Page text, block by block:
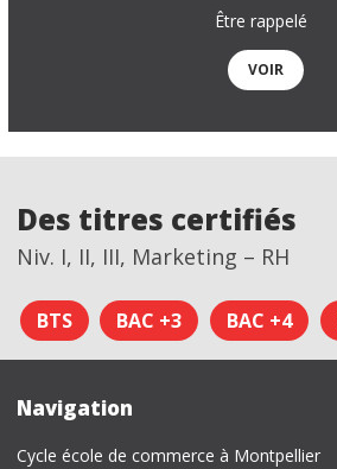
Être rappelé
VOIR
Des titres certifiés
Niv. I, II, III, Marketing – RH
BTS BAC +3 BAC +4
Navigation
Cycle école de commerce à Montpellier